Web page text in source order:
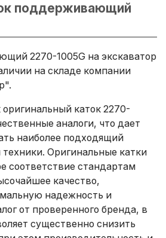
поддерживающий
2270-1005G на экскаватор
на складе компании
каток 2270-
аналоги, что дает
наиболее подходящий
Оригинальные катки
соответствие стандартам
качество,
надежность и
от проверенного бренда, в
существенно снизить